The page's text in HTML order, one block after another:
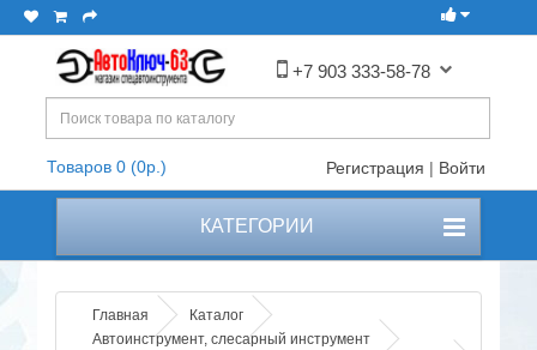
+7 903 333-58-78
Товаров 0 (0р.) Регистрация | Войти
КАТЕГОРИИ
Главная
Каталог
Автоинструмент, слесарный инструмент